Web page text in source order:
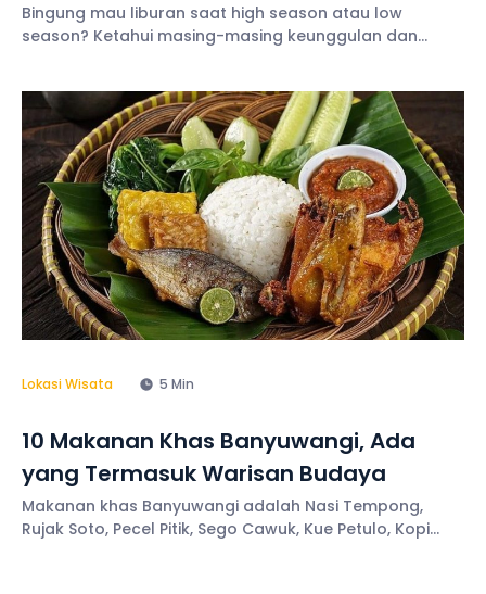
Bingung mau liburan saat high season atau low
season? Ketahui masing-masing keunggulan dan
Lokasi Wisata 5 Min
10 Makanan Khas Banyuwangi, Ada
yang Termasuk Warisan Budaya
Makanan khas Banyuwangi adalah Nasi Tempong,
Rujak Soto, Pecel Pitik, Sego Cawuk, Kue Petulo, Kopi